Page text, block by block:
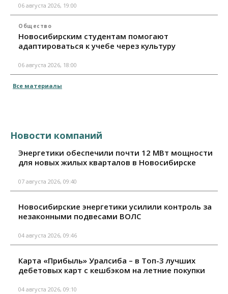
06 августа 2026, 19:00
Общество
Новосибирским студентам помогают
адаптироваться к учебе через культуру
06 августа 2026, 18:00
Все материалы
Новости компаний
Энергетики обеспечили почти 12 МВт мощности
для новых жилых кварталов в Новосибирске
07 августа 2026, 09:40
Новосибирские энергетики усилили контроль за
незаконными подвесами ВОЛС
04 августа 2026, 09:46
Карта «Прибыль» Уралсиба – в Топ-3 лучших
дебетовых карт с кешбэком на летние покупки
04 августа 2026, 09:10